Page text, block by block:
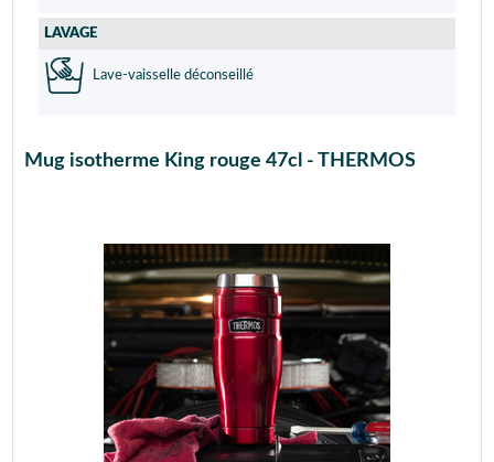
LAVAGE
Lave-vaisselle déconseillé
Mug isotherme King rouge 47cl - THERMOS